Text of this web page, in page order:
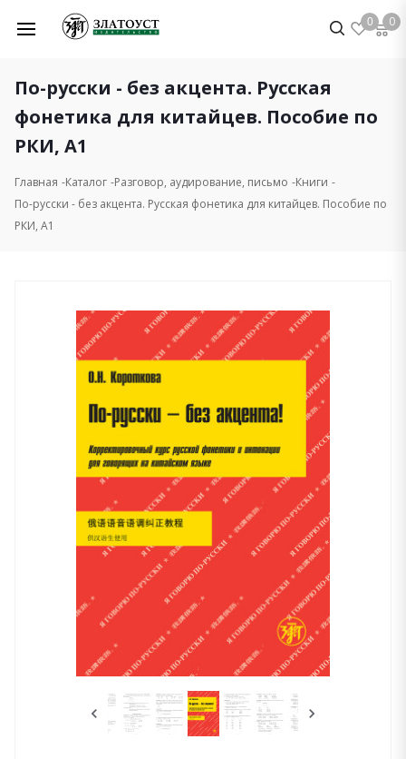
0 0
По-русски - без акцента. Русская
фонетика для китайцев. Пособие по
РКИ, А1
Главная Каталог Разговор, аудирование, письмо Книги
По-русски - без акцента. Русская фонетика для китайцев. Пособие по
РКИ, А1